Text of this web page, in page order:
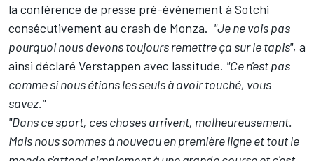
la conférence de presse pré-événement à Sotchi
consécutivement au crash de Monza. "Je ne vois pas
pourquoi nous devons toujours remettre ça sur le tapis", a
ainsi déclaré Verstappen avec lassitude. "Ce n'est pas
comme si nous étions les seuls à avoir touché, vous
savez."
"Dans ce sport, ces choses arrivent, malheureusement.
Mais nous sommes à nouveau en première ligne et tout le